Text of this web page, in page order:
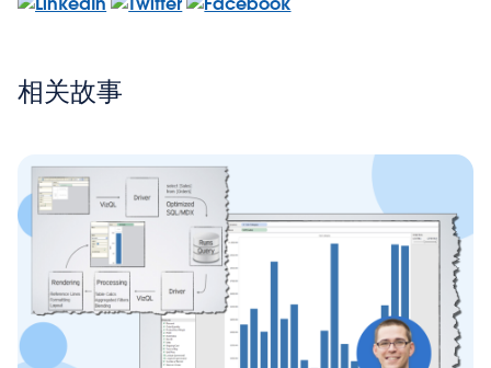
相关故事